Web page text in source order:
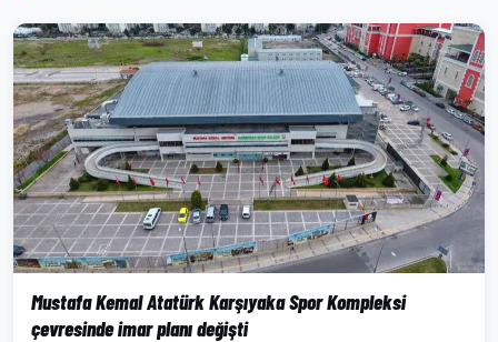
Mustafa Kemal Atatürk Karşıyaka Spor Kompleksi
çevresinde imar planı değişti